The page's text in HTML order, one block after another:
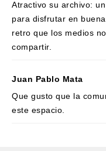
Atractivo su archivo:
para disfrutar en
retro que los medios
compartir.
Juan Pablo Mata
Que gusto que la
este espacio.